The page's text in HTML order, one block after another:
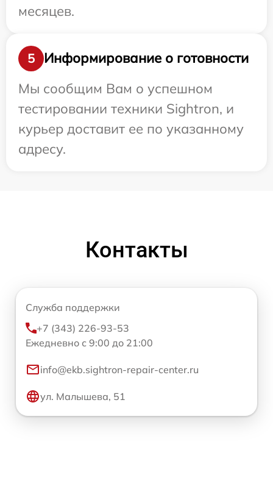
месяцев.
5
Информирование о готовности
Мы сообщим Вам о успешном
тестировании техники Sightron, и
курьер доставит ее по указанному
адресу.
Контакты
Служба поддержки
+7 (343) 226-93-53
Ежедневно с 9:00 до 21:00
info@ekb.sightron-repair-center.ru
ул. Малышева, 51